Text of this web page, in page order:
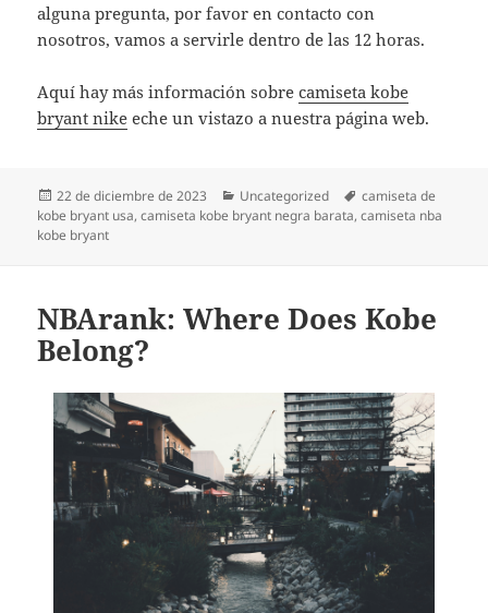
alguna pregunta, por favor en contacto con
nosotros, vamos a servirle dentro de las 12 horas.
Aquí hay más información sobrecamiseta kobe
bryant nike eche un vistazo a nuestra página web.
Publicado
el
22 de diciembre de 2023 Categorías
Uncategorized Etiquetas
camiseta de
kobe bryant usa,camiseta kobe bryant negra barata,camiseta nba
kobe bryant
NBArank: Where Does Kobe
Belong?